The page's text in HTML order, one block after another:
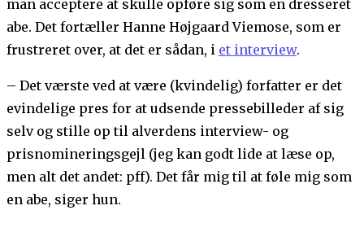
man acceptere at skulle opføre sig som en dresseret
abe. Det fortæller Hanne Højgaard Viemose, som er
frustreret over, at det er sådan, i et interview.
– Det værste ved at være (kvindelig) forfatter er det
evindelige pres for at udsende pressebilleder af sig
selv og stille op til alverdens interview- og
prisnomineringsgejl (jeg kan godt lide at læse op,
men alt det andet: pff). Det får mig til at føle mig som
en abe, siger hun.